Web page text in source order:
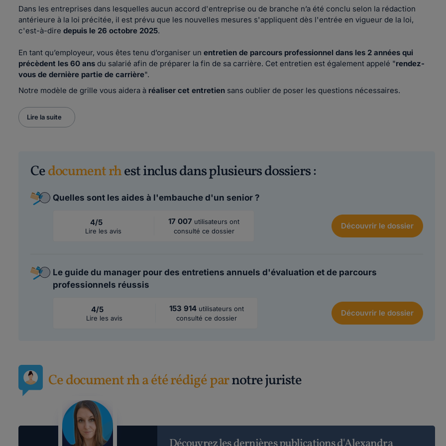
Dans les entreprises dans lesquelles aucun accord d'entreprise ou de branche n’a été conclu selon la rédaction
antérieure à la loi précitée, il est prévu que les nouvelles mesures s'appliquent dès l'entrée en vigueur de la loi,
c'est-à-dire depuis le 26 octobre 2025.
En tant qu’employeur, vous êtes tenu d’organiser un entretien de parcours professionnel dans les 2 années qui
précèdent les 60 ans du salarié afin de préparer la fin de sa carrière. Cet entretien est également appelé "rendez-
vous de dernière partie de carrière".
Notre modèle de grille vous aidera à réaliser cet entretien sans oublier de poser les questions nécessaires.
Lire la suite
Cedocument rhest inclus dans plusieurs dossiers :
Quelles sont les aides à l'embauche d'un senior ?
4/5
Lire les avis
17 007 utilisateurs ont
consulté ce dossier
Découvrirle dossier
Le guide du manager pour des entretiens annuels d'évaluation et de parcours
professionnels réussis
4/5
Lire les avis
153 914 utilisateurs ont
consulté ce dossier
Découvrirle dossier
Ce document rh a été rédigé parnotre juriste